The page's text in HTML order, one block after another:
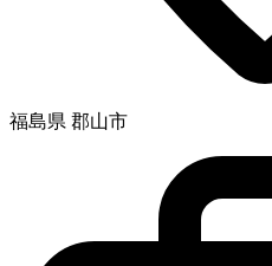
福島県 郡山市